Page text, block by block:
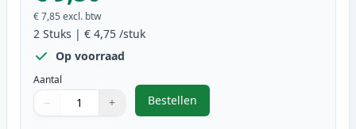
€ 7,85 excl. btw
2 Stuks | € 4,75 /stuk
Op voorraad
Aantal
Gebruik de knoppen om aan te passen
− +
1
Bestellen
,2 stuks Canon CLI-521M